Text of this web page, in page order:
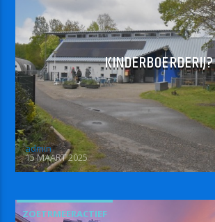
KINDERBOERDERIJ?
admin
15 MAART 2025
ZOETRMEERACTIEF